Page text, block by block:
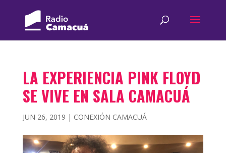
LA EXPERIENCIA PINK FLOYD
SE VIVE EN SALA CAMACUÁ
JUN 26, 2019 | CONEXIÓN CAMACUÁ